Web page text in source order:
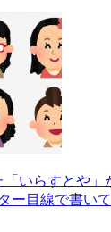
いらすとや」
ー目線で書い